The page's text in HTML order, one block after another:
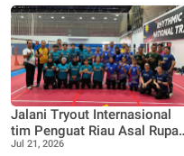
Jalani Tryout Internasional
tim Penguat Riau Asal Rupat
Desa Pangkalan Nyirih,
Jul 21, 2026